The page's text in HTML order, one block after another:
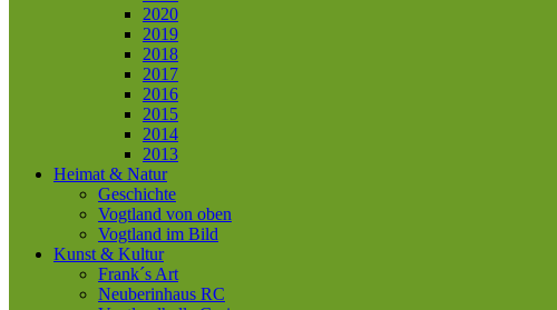
2020
2019
2018
2017
2016
2015
2014
2013
Heimat & Natur
Geschichte
Vogtland von oben
Vogtland im Bild
Kunst & Kultur
Frank´s Art
Neuberinhaus RC